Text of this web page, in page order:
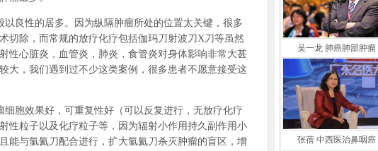
良性的居多。因为纵隔肿瘤所处的位置太关键，很多
切除，而常规的放疗化疗包括伽玛刀射波刀X刀等虽然
性心脏炎，血管炎，肺炎，食管炎对身体影响非常大甚
大，我们遇到过不少这类案例，很多患者不愿意接受这
胞效果好，可重复性好（可以反复进行，无放疗化疗
性粒子以及化疗粒子等，因为辐射小作用持久副作用小
能与氩氦刀配合进行，扩大氩氦刀杀灭肿瘤的盲区，增
吴一龙 肺癌肺部肿瘤
张蓓 中西医治鼻咽癌